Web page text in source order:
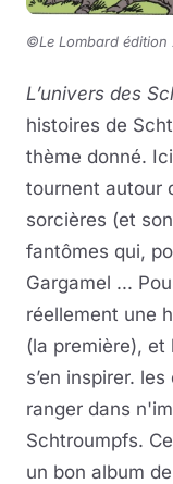
©Le Lombard édition
L’univers des
histoires de
thème donné.
tournent autour
sorcières (et
fantômes qui,
Gargamel ...
réellement une
(la première), et
s’en inspirer.
ranger dans
Schtroumpfs.
un bon album